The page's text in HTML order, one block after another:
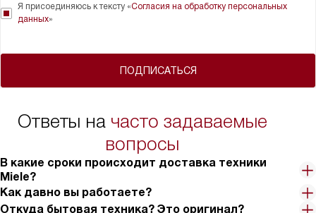
ПОДПИСАТЬСЯ
Я присоединяюсь к тексту «Согласия на обработку персональных
данных»
Ответы на часто задаваемые
вопросы
В какие сроки происходит доставка техники
Miele?
Как давно вы работаете?
Откуда бытовая техника? Это оригинал?